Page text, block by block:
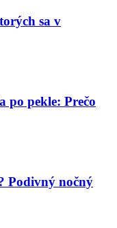
sa v
po pekle: Prečo
Podivný nočný